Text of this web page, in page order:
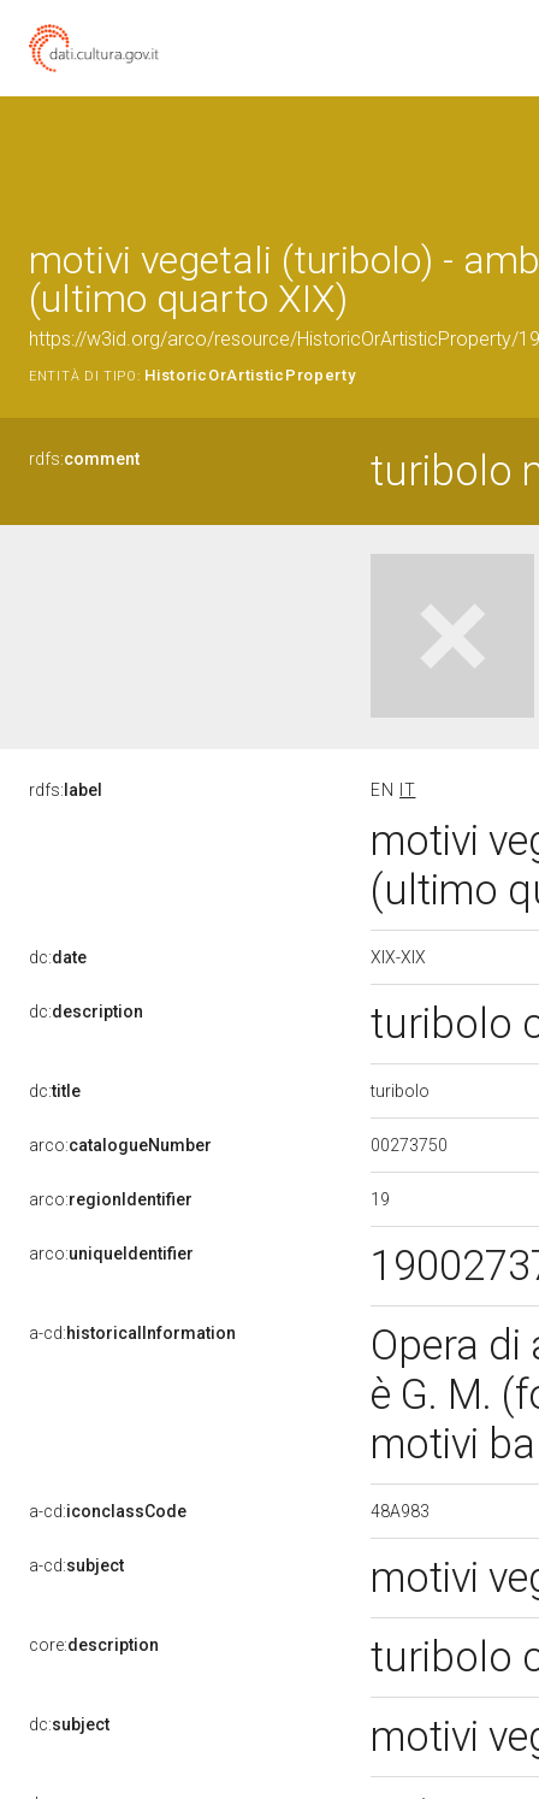
motivi vegetali (turibolo) -
(ultimo quarto XIX)
https://w3id.org/arco/resource/HistoricOrArtisticProperty/
ENTITÀ DI TIPO: HistoricOrArtisticProperty
rdfs:comment turibolo
rdfs: label EN IT
motivi
(ultimo
dc:date XIX-XIX
dc:description turibolo
dc:title turibolo
arco:catalogueNumber 00273750
arco:regionIdentifier 19
arco:uniqueIdentifier
a-cd:historicalInformation
Opera
è G. M.
motivi
a-cd:iconclassCode 48A983
a-cd:subject motivi
core:description turibolo
dc:subject motivi